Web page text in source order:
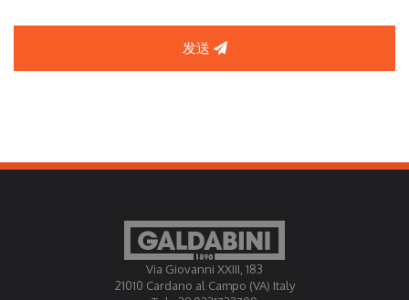
发送
Via Giovanni XXIII, 183
21010 Cardano al Campo (VA) Italy